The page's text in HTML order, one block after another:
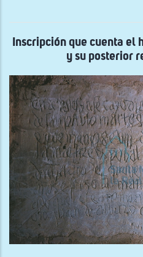
Inscripción que cuenta el
y su posterior